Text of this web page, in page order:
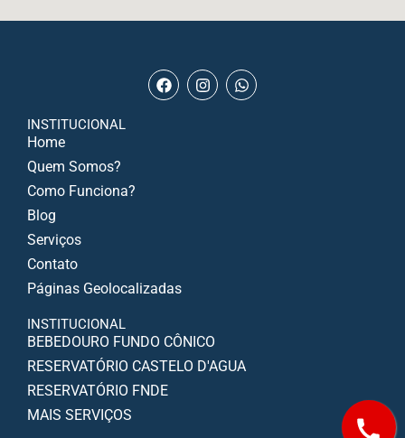
INSTITUCIONAL
Home
Quem Somos?
Como Funciona?
Blog
Serviços
Contato
Páginas Geolocalizadas
INSTITUCIONAL
BEBEDOURO FUNDO CÔNICO
RESERVATÓRIO CASTELO D'AGUA
RESERVATÓRIO FNDE
MAIS SERVIÇOS